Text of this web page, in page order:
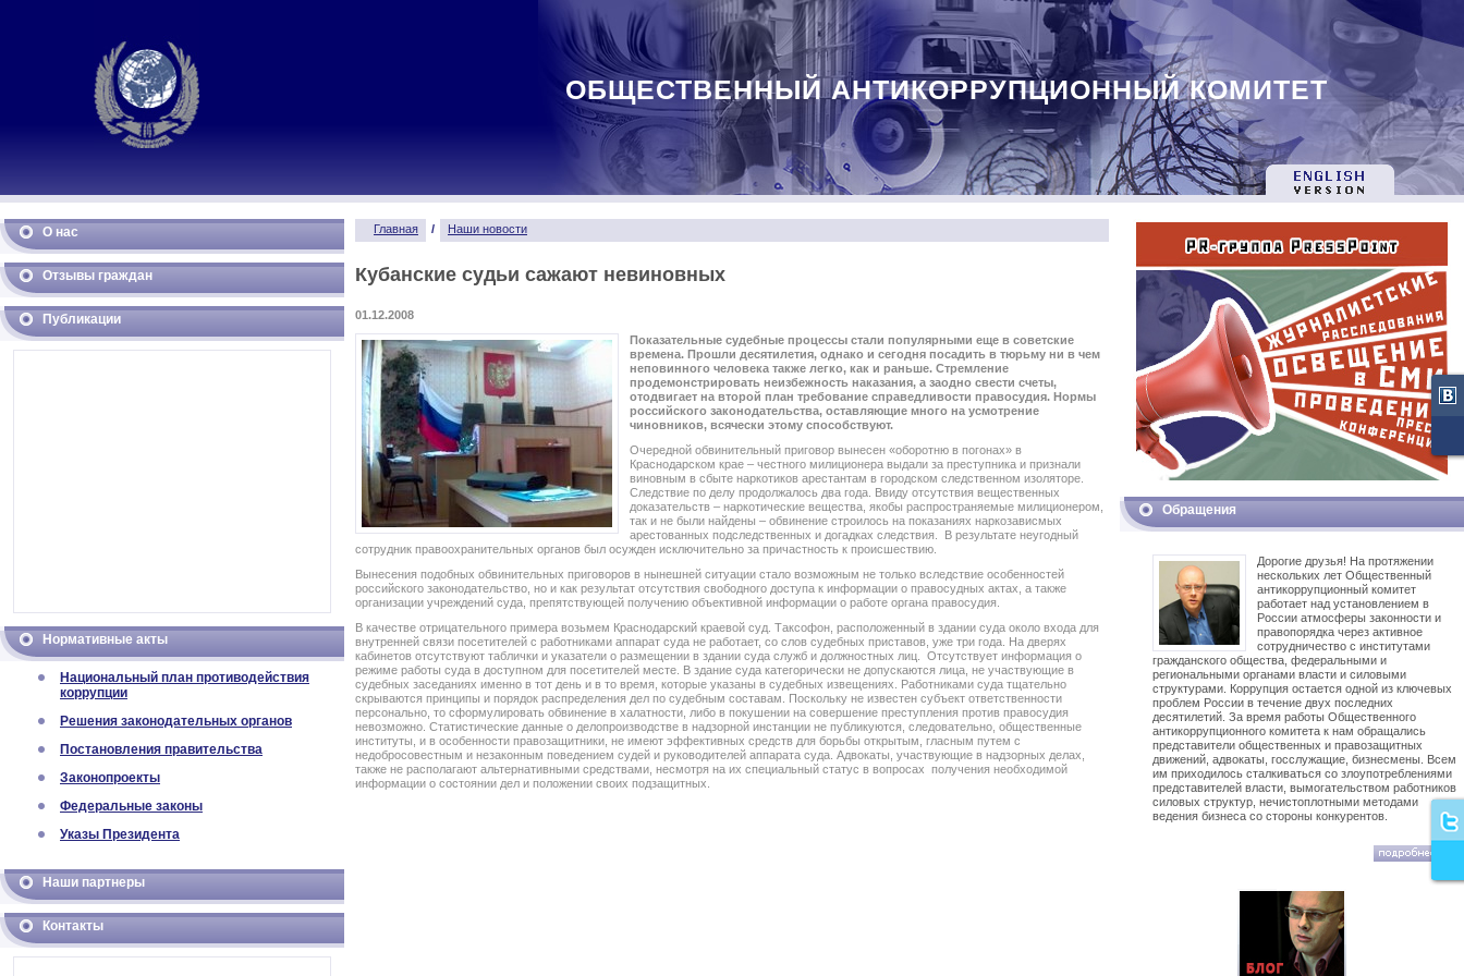
ОБЩЕСТВЕННЫЙ АНТИКОРРУПЦИОННЫЙ КОМИТЕТ
О нас
Отзывы граждан
Публикации
Нормативные акты
Национальный план противодействия
коррупции
Решения законодательных органов
Постановления правительства
Законопроекты
Федеральные законы
Указы Президента
Наши партнеры
Контакты
Главная / Наши новости
Кубанские судьи сажают невиновных
01.12.2008
Показательные судебные процессы стали популярными еще в советские
времена. Прошли десятилетия, однако и сегодня посадить в тюрьму ни в чем
неповинного человека также легко, как и раньше. Стремление
продемонстрировать неизбежность наказания, а заодно свести счеты,
отодвигает на второй план требование справедливости правосудия. Нормы
российского законодательства, оставляющие много на усмотрение
чиновников, всячески этому способствуют.
Очередной обвинительный приговор вынесен «оборотню в погонах» в
Краснодарском крае – честного милиционера выдали за преступника и признали
виновным в сбыте наркотиков арестантам в городском следственном изоляторе.
Следствие по делу продолжалось два года. Ввиду отсутствия вещественных
доказательств – наркотические вещества, якобы распространяемые милиционером,
так и не были найдены – обвинение строилось на показаниях наркозависмых
арестованных подследственных и догадках следствия. В результате неугодный
сотрудник правоохранительных органов был осужден исключительно за причастность к происшествию.
Вынесения подобных обвинительных приговоров в нынешней ситуации стало возможным не только вследствие особенностей
российского законодательство, но и как результат отсутствия свободного доступа к информации о правосудных актах, а также
организации учреждений суда, препятствующей получению объективной информации о работе органа правосудия.
В качестве отрицательного примера возьмем Краснодарский краевой суд. Таксофон, расположенный в здании суда около входа для
внутренней связи посетителей с работниками аппарат суда не работает, со слов судебных приставов, уже три года. На дверях
кабинетов отсутствуют таблички и указатели о размещении в здании суда служб и должностных лиц. Отсутствует информация о
режиме работы суда в доступном для посетителей месте. В здание суда категорически не допускаются лица, не участвующие в
судебных заседаниях именно в тот день и в то время, которые указаны в судебных извещениях. Работниками суда тщательно
скрываются принципы и порядок распределения дел по судебным составам. Поскольку не известен субъект ответственности
персонально, то сформулировать обвинение в халатности, либо в покушении на совершение преступления против правосудия
невозможно. Статистические данные о делопроизводстве в надзорной инстанции не публикуются, следовательно, общественные
институты, и в особенности правозащитники, не имеют эффективных средств для борьбы открытым, гласным путем с
недобросовестным и незаконным поведением судей и руководителей аппарата суда. Адвокаты, участвующие в надзорных делах,
также не располагают альтернативными средствами, несмотря на их специальный статус в вопросах получения необходимой
информации о состоянии дел и положении своих подзащитных.
Обращения
Дорогие друзья! На протяжении
нескольких лет Общественный
антикоррупционный комитет
работает над установлением в
России атмосферы законности и
правопорядка через активное
сотрудничество с институтами
гражданского общества, федеральными и
региональными органами власти и силовыми
структурами. Коррупция остается одной из ключевых
проблем России в течение двух последних
десятилетий. За время работы Общественного
антикоррупционного комитета к нам обращались
представители общественных и правозащитных
движений, адвокаты, госслужащие, бизнесмены. Всем
им приходилось сталкиваться со злоупотреблениями
представителей власти, вымогательством работников
силовых структур, нечистоплотными методами
ведения бизнеса со стороны конкурентов.